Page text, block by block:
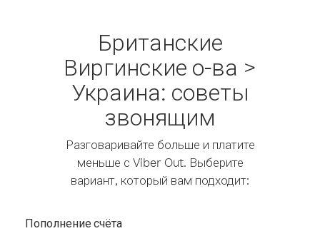
Британские
Виргинские о-ва >
Украина: советы
звонящим
Разговаривайте больше и платите
меньше с Viber Out. Выберите
вариант, который вам подходит:
Пополнение счёта